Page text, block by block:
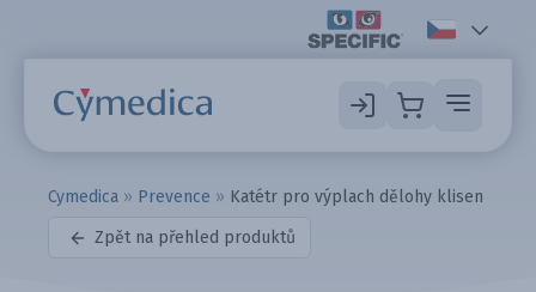
Cymedica » Prevence » Katétr pro výplach dělohy klisen
Zpět na přehled produktů